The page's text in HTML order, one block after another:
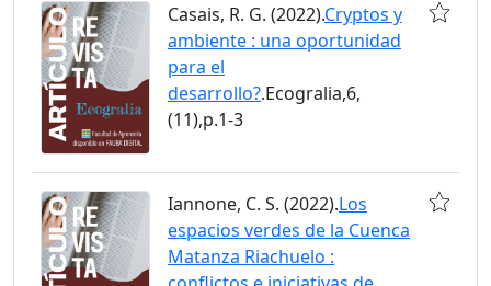
Casais, R. G. (2022).Cryptos y
ambiente : una oportunidad
para el
desarrollo?.Ecogralia,6,
(11),p.1-3
Iannone, C. S. (2022).Los
espacios verdes de la Cuenca
Matanza Riachuelo :